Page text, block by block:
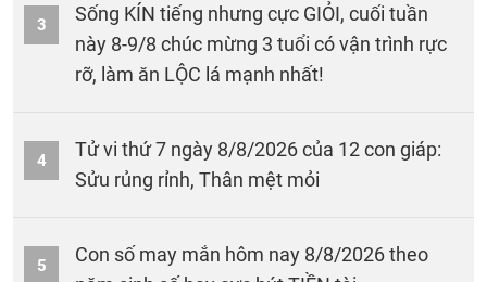
3
Sống KÍN tiếng nhưng cực GIỎI, cuối tuần
này 8-9/8 chúc mừng 3 tuổi có vận trình rực
rỡ, làm ăn LỘC lá mạnh nhất!
4
Tử vi thứ 7 ngày 8/8/2026 của 12 con giáp:
Sửu rủng rỉnh, Thân mệt mỏi
5
Con số may mắn hôm nay 8/8/2026 theo